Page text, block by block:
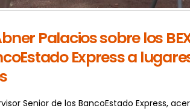
Palacios sobre los
Express a
Senior de los BancoEstado Express,